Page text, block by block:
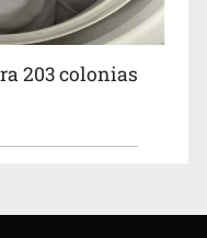
203 colonias